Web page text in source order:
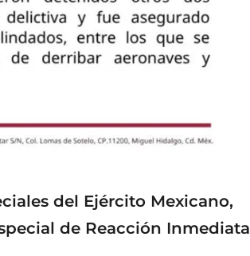
del Ejército Mexicano,
de Reacción Inmediata